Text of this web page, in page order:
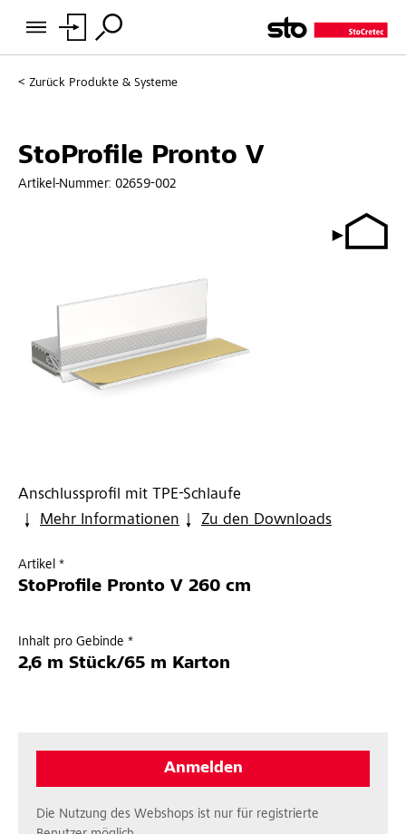
Zurück Produkte & Systeme
StoProfile Pronto V
Artikel-Nummer: 02659-002
Anschlussprofil mit TPE-Schlaufe
Mehr Informationen
Zu den Downloads
Artikel *
StoProfile Pronto V 260 cm
Inhalt pro Gebinde *
2,6 m Stück/65 m Karton
Anmelden
Die Nutzung des Webshops ist nur für registrierte